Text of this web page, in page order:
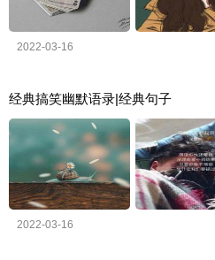
2022-03-16
经典搞笑幽默语录|经典句子
2022-03-16